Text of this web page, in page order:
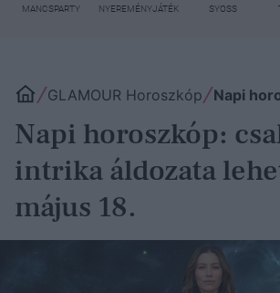
MANCSPARTY NYEREMÉNYJÁTÉK SYOSS
GLAMOUR Horoszkóp Napi
Napi horoszkóp:
intrika áldozata
május 18.